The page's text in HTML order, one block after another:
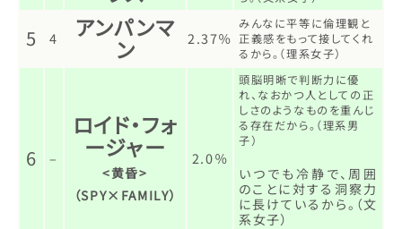
5 4 アンパンマ
ン 2.37％
みんなに平等に倫理観と
正義感をもって接してくれ
るから。（理系女子）
6 –
ロイド・フォ
ージャー
<黄昏>
（SPY×FAMILY）
2.0％
頭脳明晰で判断力に優
れ、なおかつ人としての正
しさのようなものを重んじ
る存在だから。（理系男
子）
いつでも冷静で、周囲
のことに対する洞察力
に長けているから。（文
系女子）